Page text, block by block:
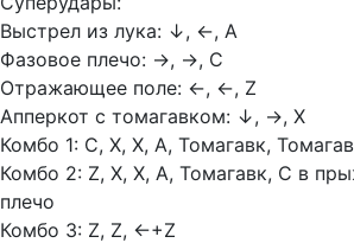
Выстрел из лука: ↓, ←, A
Фазовое плечо: →, →, C
Отражающее поле: ←, ←, Z
Апперкот с томагавком: ↓, →, X
Комбо 1: С, Х, Х, А, Томагавк,
Комбо 2: Z, Х, Х, А, Томагавк, С в
плечо
Комбо 3: Z, Z, ←+Z